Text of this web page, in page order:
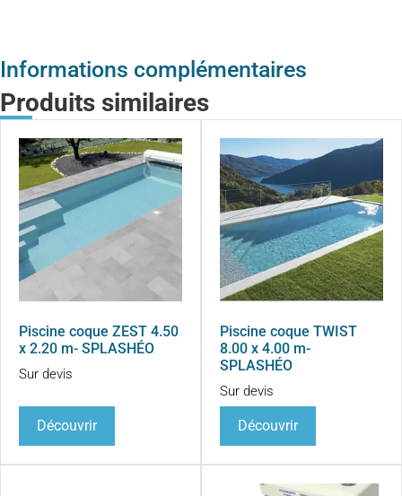
Informations complémentaires
Produits similaires
Piscine coque ZEST 4.50
x 2.20 m- SPLASHÉO
Sur devis
Découvrir
Piscine coque TWIST
8.00 x 4.00 m-
SPLASHÉO
Sur devis
Découvrir